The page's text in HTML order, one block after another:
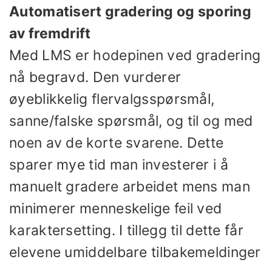
Automatisert gradering og sporing
av fremdrift
Med LMS er hodepinen ved gradering
nå begravd. Den vurderer
øyeblikkelig flervalgsspørsmål,
sanne/falske spørsmål, og til og med
noen av de korte svarene. Dette
sparer mye tid man investerer i å
manuelt gradere arbeidet mens man
minimerer menneskelige feil ved
karaktersetting. I tillegg til dette får
elevene umiddelbare tilbakemeldinger